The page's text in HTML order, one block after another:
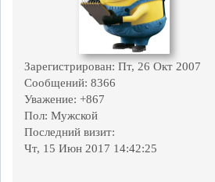
Зарегистрирован: Пт, 26 Окт 2007
Сообщений: 8366
Уважение: +867
Пол: Мужской
Последний визит:
Чт, 15 Июн 2017 14:42:25